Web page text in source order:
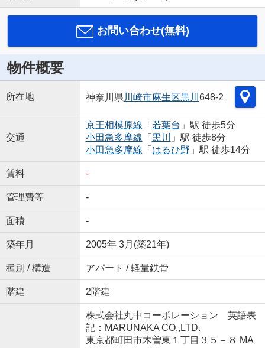
お問い合わせ(無料)
物件概要
所在地 神奈川県 川崎市麻生区黒川 648-2
交通
京王相模原線 「 若葉台 」駅 徒歩5分
小田急多摩線 「 黒川
」駅 徒歩8分
小田急多摩線 「 はるひ野 」駅 徒歩14分
賃料 -
管理費等 -
面積 -
築年月 2005年 3月(築21年)
種別 / 構造 アパート / 軽量鉄骨
階建 2階建
株式会社丸中コーポレーション 英語表
記：MARUNAKA CO.,LTD.
東京都町田市木曽東１丁目３５－８ MA